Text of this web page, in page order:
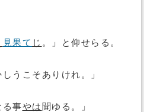
見果て じ 。」と仰せらる。
しうこそありけれ。」
る事やは 聞ゆる。」